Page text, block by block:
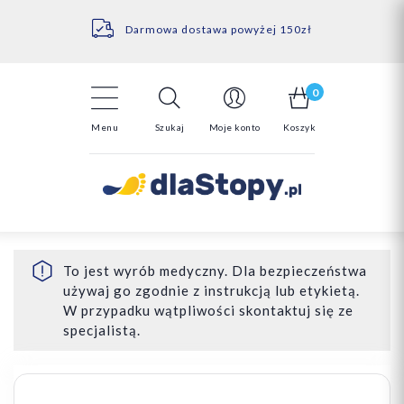
Darmowa dostawa powyżej 150zł
14 Dni na darmowy zwrot*
Menu Szukaj Moje konto
0
Koszyk
To jest wyrób medyczny. Dla bezpieczeństwa
używaj go zgodnie z instrukcją lub etykietą.
W przypadku wątpliwości skontaktuj się ze
specjalistą.